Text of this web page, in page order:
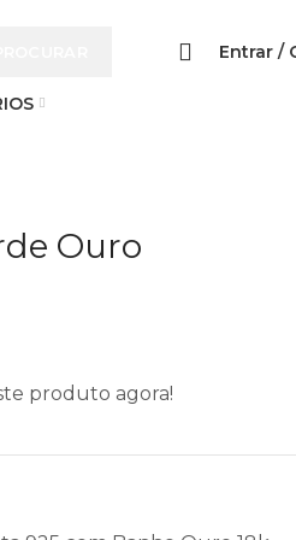
Entrar /
Ouro
produto agora!